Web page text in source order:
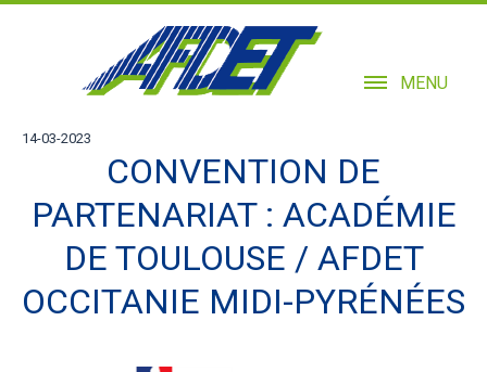
MENU
14-03-2023
CONVENTION DE
PARTENARIAT : ACADÉMIE
DE TOULOUSE / AFDET
OCCITANIE MIDI-PYRÉNÉES